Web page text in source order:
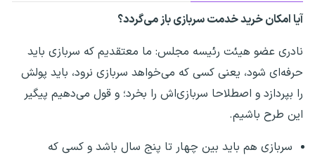
آیا امکان خرید خدمت سربازی باز می‌گردد؟
نادری عضو هیئت رئیسه مجلس: ما معتقدیم که سربازی باید
حرفه‌ای شود، یعنی کسی که می‌خواهد سربازی نرود، باید پولش
را بپردازد و اصطلاحا سربازی‌اش را بخرد؛ و قول می‌دهیم پیگیر
این طرح باشیم.
سربازی هم باید بین چهار تا پنج سال باشد و کسی که